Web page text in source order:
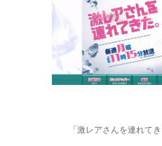
「激レアさんを連れて